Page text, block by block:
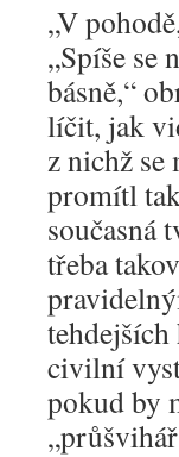
„V
„Spíše se
básně,“
líčit, jak
z nichž se
promítl
současná
třeba
civilní
pokud by